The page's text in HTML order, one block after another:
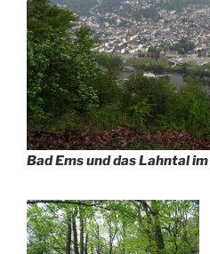
Bad Ems und das Lahntal